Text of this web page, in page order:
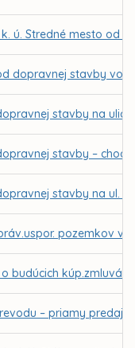
ú. Stredné mesto od
dopravnej stavby vo
stavby na ulici
stavby –
stavby na ul.
pozemkov v
budúcich
– priamy predaj